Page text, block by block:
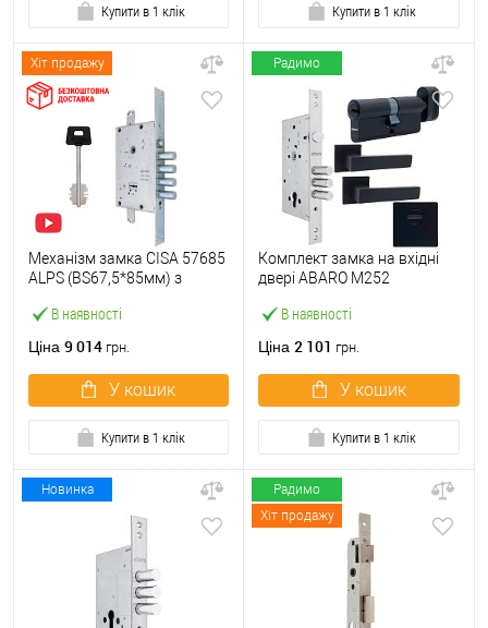
Купити в 1 клік Купити в 1 клік
Хіт продажу
В наявності
Механізм замка CISA 57685
ALPS (BS67,5*85мм) з
матовий
Ціна 9 014 грн.
У кошик
Купити в 1 клік
Радимо
В наявності
Комплект замка на вхідні
двері ABARO M252
ручками, протектором
Ціна 2 101 грн.
У кошик
Купити в 1 клік
Новинка
Радимо
Хіт продажу